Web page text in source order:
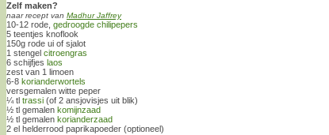
Zelf maken?
naar recept van Madhur Jaffrey
10-12 rode, gedroogde chilipepers
5 teentjes knoflook
150g rode ui of sjalot
1 stengel citroengras
6 schijfjes laos
zest van 1 limoen
6-8 korianderwortels
versgemalen witte peper
¼ tl trassi (of 2 ansjovisjes uit blik)
½ tl gemalen komijnzaad
½ tl gemalen korianderzaad
2 el helderrood paprikapoeder (optioneel)